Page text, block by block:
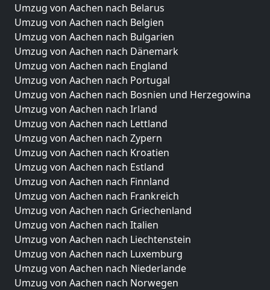
Umzug von Aachen nach Belarus
Umzug von Aachen nach Belgien
Umzug von Aachen nach Bulgarien
Umzug von Aachen nach Dänemark
Umzug von Aachen nach England
Umzug von Aachen nach Portugal
Umzug von Aachen nach Bosnien und Herzegowina
Umzug von Aachen nach Irland
Umzug von Aachen nach Lettland
Umzug von Aachen nach Zypern
Umzug von Aachen nach Kroatien
Umzug von Aachen nach Estland
Umzug von Aachen nach Finnland
Umzug von Aachen nach Frankreich
Umzug von Aachen nach Griechenland
Umzug von Aachen nach Italien
Umzug von Aachen nach Liechtenstein
Umzug von Aachen nach Luxemburg
Umzug von Aachen nach Niederlande
Umzug von Aachen nach Norwegen